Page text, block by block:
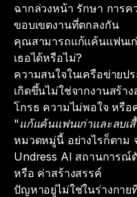
ฉากล่วงหน้า รักษา การ
ขอบเขตงานที่ตกลงกัน
คุณสามารถแก้แค้นแฟนเ
เธอได้หรือไม่?
ความสนใจในเครือข่ายป
เกิดขึ้นไม่ใช่จากงานสร้
โกรธ ความไม่พอใจ หรื
"แก้แค้นแฟนเก่าและลบเ
หมวดหมู่นี้ อย่างไรก็ตาม
Undress AI สถานการณ์
หรือ ค่าสร้างสรรค์
ปัญหาอยู่ไม่ใช่ในร่างกาย